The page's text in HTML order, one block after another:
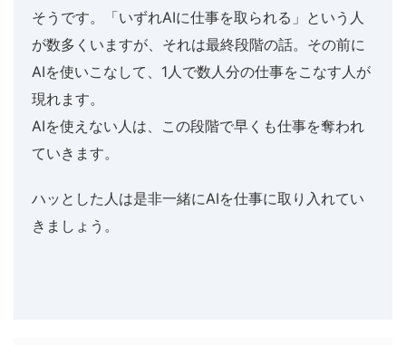
そうです。「いずれAIに仕事を取られる」という人
が数多くいますが、それは最終段階の話。その前に
AIを使いこなして、1人で数人分の仕事をこなす人が
現れます。
AIを使えない人は、この段階で早くも仕事を奪われ
ていきます。
ハッとした人は是非一緒にAIを仕事に取り入れてい
きましょう。